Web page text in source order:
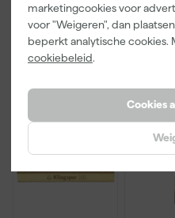
marketingcookies voor
voor "Weigeren", dan
beperkt analytische cookies.
cookiebeleid.
Cookies
3,99
incl. BTW
22,00
incl. BTW